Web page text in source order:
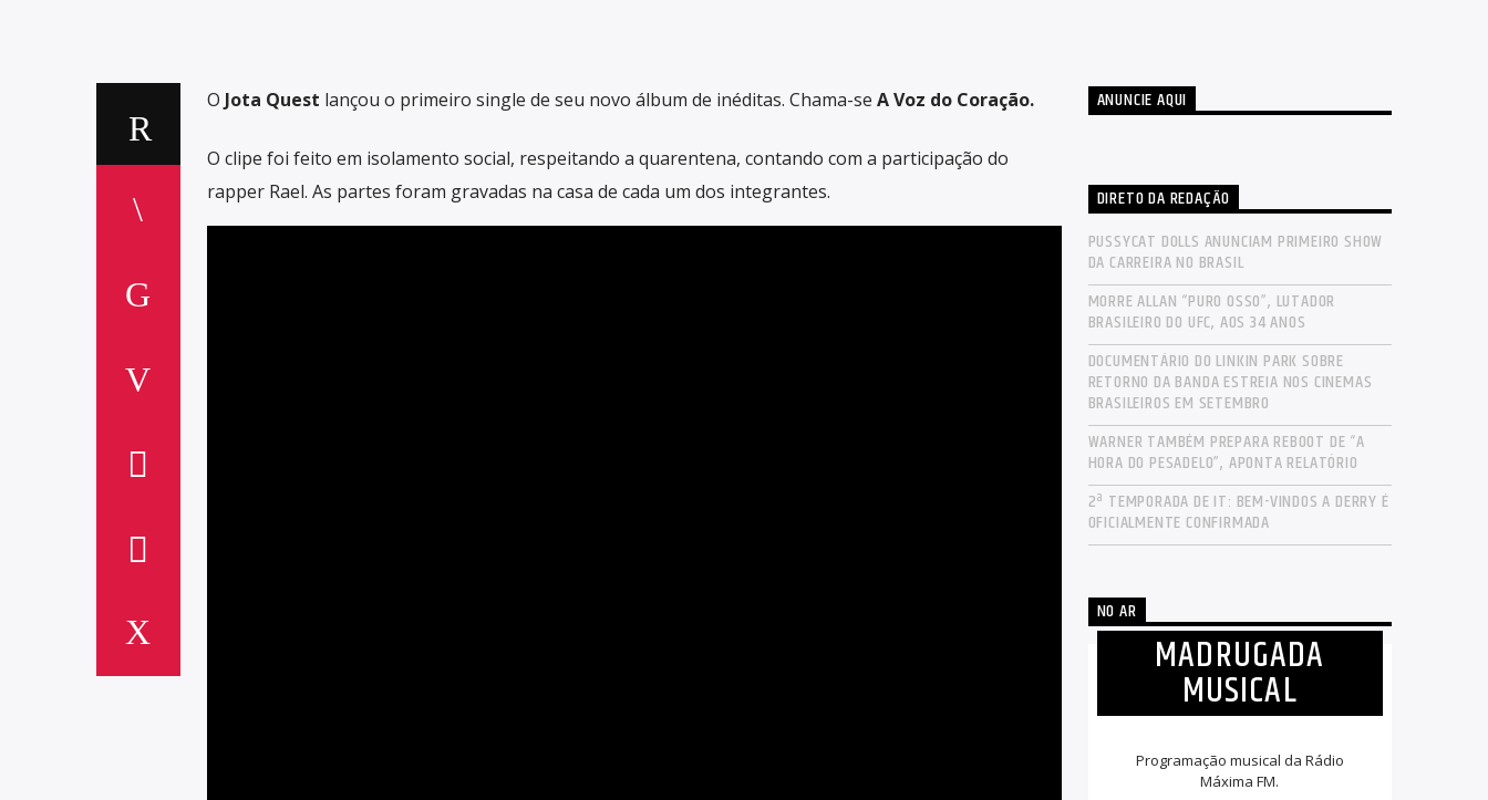
O Jota Quest lançou o primeiro single de seu novo álbum de inéditas. Chama-se A Voz do Coração.
O clipe foi feito em isolamento social, respeitando a quarentena, contando com a participação do
rapper Rael. As partes foram gravadas na casa de cada um dos integrantes.
ANUNCIE AQUI
DIRETO DA REDAÇÃO
PUSSYCAT DOLLS ANUNCIAM PRIMEIRO SHOW
DA CARREIRA NO BRASIL
MORRE ALLAN “PURO OSSO”, LUTADOR
BRASILEIRO DO UFC, AOS 34 ANOS
DOCUMENTÁRIO DO LINKIN PARK SOBRE
RETORNO DA BANDA ESTREIA NOS CINEMAS
BRASILEIROS EM SETEMBRO
WARNER TAMBÉM PREPARA REBOOT DE “A
HORA DO PESADELO”, APONTA RELATÓRIO
2ª TEMPORADA DE IT: BEM-VINDOS A DERRY É
OFICIALMENTE CONFIRMADA
NO AR
MADRUGADA
MUSICAL
Programação musical da Rádio
Máxima FM.